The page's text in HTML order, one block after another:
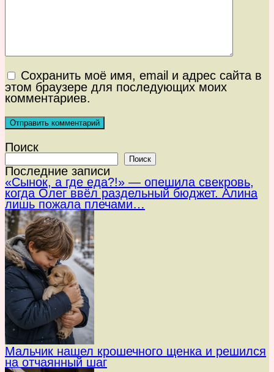
Сохранить моё имя, email и адрес сайта в
этом браузере для последующих моих
комментариев.
Поиск
Поиск
Последние записи
«Сынок, а где еда?!» — опешила свекровь,
когда Олег ввёл раздельный бюджет. Алина
лишь пожала плечами…
Мальчик нашел крошечного щенка и решился
на отчаянный шаг